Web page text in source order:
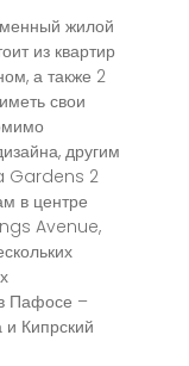
жилой
из квартир
а также 2
свои
другим
Gardens 2
в центре
Avenue,
Пафосе –
и Кипрский